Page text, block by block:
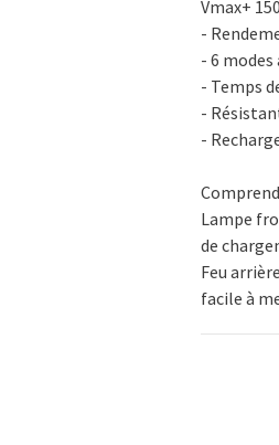
Vmax+
-
- 6
- Temps
-
-
Lampe
de
Feu
facile à